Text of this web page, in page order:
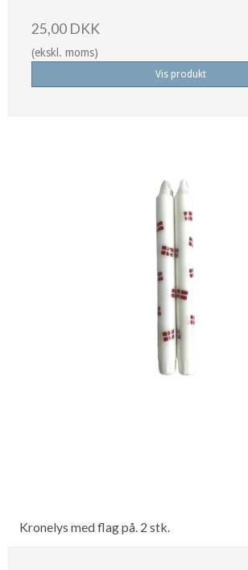
25,00 DKK
(ekskl. moms)
Vis produkt
Kronelys med flag på. 2 stk.